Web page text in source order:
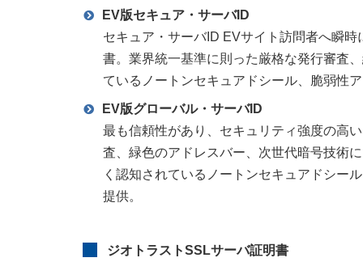
EV版セキュア・サーバID
セキュア・サーバID EVサイト訪問者へ瞬
書。業界統一基準に則った厳格な発行審査
ているノートンセキュアドシール、脆弱性
EV版グローバル・サーバID
最も信頼性があり、セキュリティ強度の高
査、緑色のアドレスバー、次世代暗号技術
く認知されているノートンセキュアドシー
提供。
ジオトラストSSLサーバ証明書